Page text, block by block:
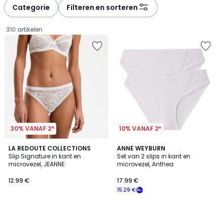
Categorie Filteren en sorteren
310 artikelen
30% VANAF 2*
LA REDOUTE COLLECTIONS
Slip Signature in kant en
microvezel, JEANNE
€.
12.99 €
4.8
/ 5
5
Kleuren
10% VANAF 2*
ANNE WEYBURN
Set van 2 slips in kant en
microvezel, Anthea
15.29 €
17.99 €
4.6
/ 5
6
Kleuren